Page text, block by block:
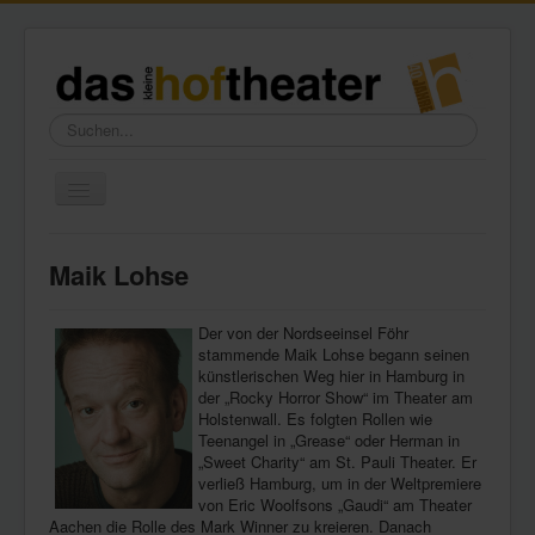
Suchen...
Wir über uns
Freundeskreis
Presse
Kontakt
Maik Lohse
Der von der Nordseeinsel Föhr
stammende Maik Lohse begann seinen
künstlerischen Weg hier in Hamburg in
der „Rocky Horror Show“ im Theater am
Holstenwall. Es folgten Rollen wie
Teenangel in „Grease“ oder Herman in
„Sweet Charity“ am St. Pauli Theater. Er
verließ Hamburg, um in der Weltpremiere
von Eric Woolfsons „Gaudi“ am Theater
Aachen die Rolle des Mark Winner zu kreieren. Danach